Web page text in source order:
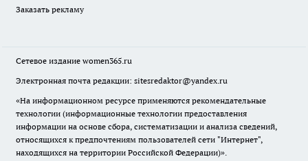
Заказать рекламу
Сетевое издание women365.ru
Электронная почта редакции: sitesredaktor@yandex.ru
«На информационном ресурсе применяются рекомендательные
технологии (информационные технологии предоставления
информации на основе сбора, систематизации и анализа сведений,
относящихся к предпочтениям пользователей сети "Интернет",
находящихся на территории Российской Федерации)».